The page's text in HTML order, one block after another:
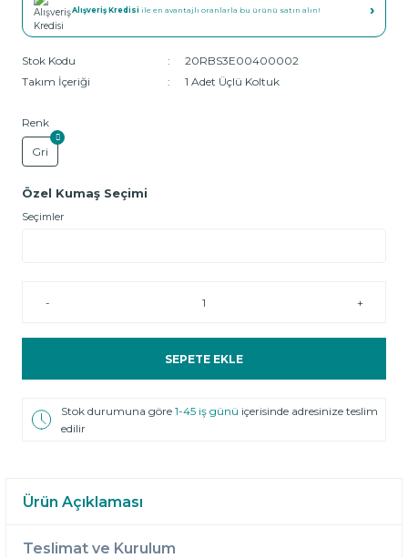
Alışveriş Kredisi ile en avantajlı oranlarla bu ürünü satın alın! ›
Stok Kodu
20RBS3E00400002
Takım İçeriği
1 Adet Üçlü Koltuk
Renk
Gri
Özel Kumaş Seçimi
Seçimler
- +
SEPETE EKLE
Stok durumuna göre1-45 iş günü içerisinde adresinize teslim
edilir
Ürün Açıklaması
Teslimat ve Kurulum